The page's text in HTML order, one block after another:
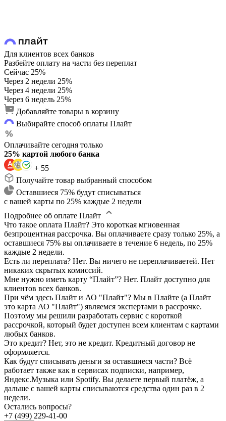
Для клиентов всех банков
Разбейте оплату на части без переплат
Сейчас 25%
Через 2 недели 25%
Через 4 недели 25%
Через 6 недель 25%
Добавляйте товары в корзину
Выбирайте способ оплаты Плайт
Оплачивайте сегодня только
25% картой любого банка
+ 55
Получайте товар выбранный способом
Оставшиеся 75% будут списываться
с вашей карты по 25% каждые 2 недели
Подробнее об оплате Плайт
Что такое оплата Плайт? Это короткая мгновенная
безпроцентная рассрочка. Вы оплачиваете сразу только 25%, а
оставшиеся 75% вы оплачиваете в течение 6 недель, по 25%
каждые 2 недели.
Есть ли переплата? Нет. Вы ничего не переплачиваетей. Нет
никаких скрытых комиссий.
Мне нужно иметь карту “Плайт”? Нет. Плайт доступно для
клиентов всех банков.
При чём здесь Плайт и АО "Плайт"? Мы в Плайте (а Плайт
это карта АО "Плайт") являемся экспертами в рассрочке.
Поэтому мы решили разработать сервис с короткой
рассрочкой, который будет доступен всем клиентам с картами
любых банков.
Это кредит? Нет, это не кредит. Кредитный договор не
оформляется.
Как будут списывать деньги за оставшиеся части? Всё
работает также как в сервисах подписки, например,
Яндекс.Музыка или Spotify. Вы делаете первый платёж, а
дальше с вашей карты списываются средства один раз в 2
недели.
Остались вопросы?
+7 (499) 229-41-00